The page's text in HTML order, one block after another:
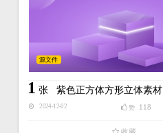
源文件
1 张紫色正方体方形立体素材
2024-12-02 赞 118